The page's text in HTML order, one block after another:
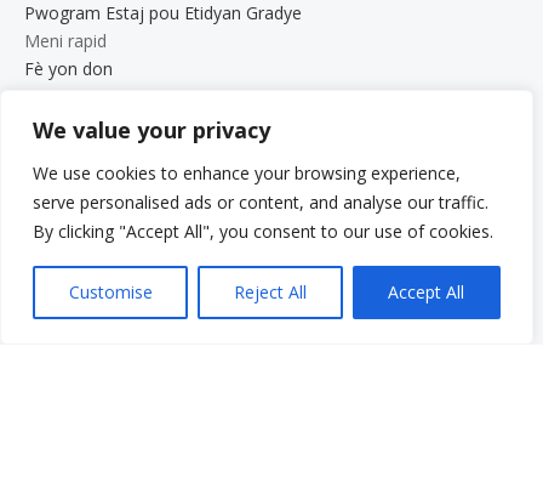
We value your privacy
We use cookies to enhance your browsing experience,
serve personalised ads or content, and analyse our traffic.
By clicking "Accept All", you consent to our use of cookies.
Customise Reject All Accept All
Pwogram Estaj pou Etidyan Gradye
Meni rapid
Fè yon don
Glosè
Resous
Sèvis yo
Fè yon peman
Pran responsablite pou li: Vwa ou. Istwa ou.
Gala 2025